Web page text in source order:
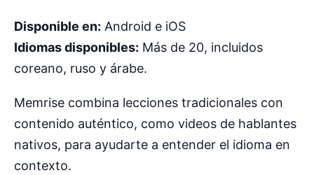
Disponible en: Android e iOS
Idiomas disponibles: Más de 20, incluidos
coreano, ruso y árabe.
Memrise combina lecciones tradicionales con
contenido auténtico, como videos de hablantes
nativos, para ayudarte a entender el idioma en
contexto.